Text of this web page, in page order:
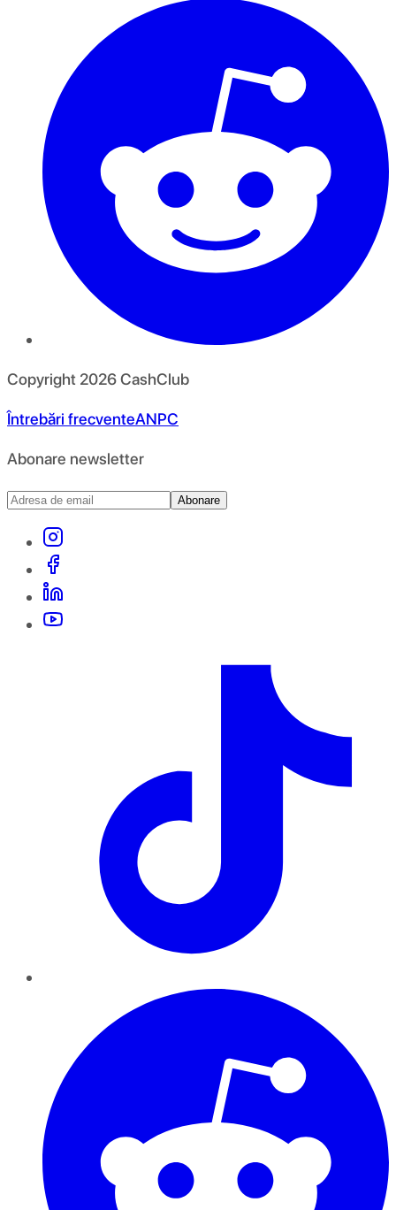
Copyright 2026CashClub
Întrebări frecventeANPC
Abonare newsletter
Abonare